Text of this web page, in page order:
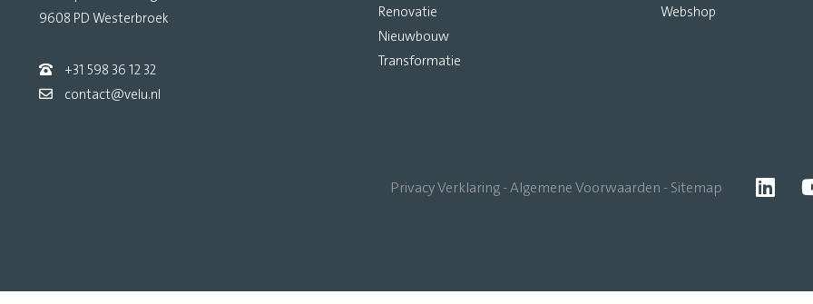
9608 PD Westerbroek
+31 598 36 12 32
contact@velu.nl
Renovatie
Nieuwbouw
Transformatie
Webshop
Privacy Verklaring Algemene Voorwaarden Sitemap